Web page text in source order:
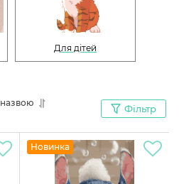
Для дітей
назвою
Фільтр
Новинка